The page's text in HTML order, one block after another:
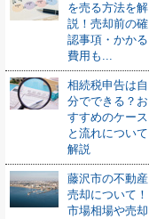
を売る方法を解
説！売却前の確
認事項・かかる
費用も...
相続税申告は自
分でできる？お
すすめのケース
と流れについて
解説
藤沢市の不動産
売却について！
市場相場や売却